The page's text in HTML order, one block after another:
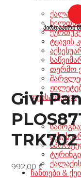
ტყავის
თერმო
ფეხსაცმელი
ქალაქის
ჩანთები &
პირდაპირი
Givi
992,00 ₾